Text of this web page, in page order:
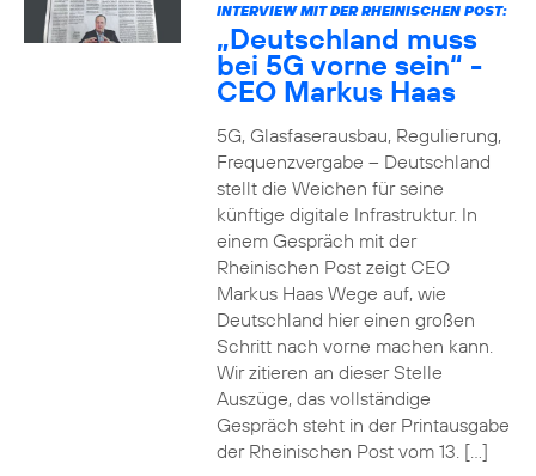
INTERVIEW MIT DER RHEINISCHEN POST:
„Deutschland muss
bei 5G vorne sein“ -
CEO Markus Haas
5G, Glasfaserausbau, Regulierung,
Frequenzvergabe – Deutschland
stellt die Weichen für seine
künftige digitale Infrastruktur. In
einem Gespräch mit der
Rheinischen Post zeigt CEO
Markus Haas Wege auf, wie
Deutschland hier einen großen
Schritt nach vorne machen kann.
Wir zitieren an dieser Stelle
Auszüge, das vollständige
Gespräch steht in der Printausgabe
der Rheinischen Post vom 13. […]